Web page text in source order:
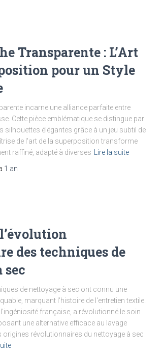
Transparente : L’Art
pour un Style
incarne une alliance parfaite entre
Cette pièce emblématique se distingue par
silhouettes élégantes grâce à un jeu subtil de
de l'art de la superposition transforme
raffiné, adapté à diverses
Lire la suite
1 an
des techniques de
sec
de nettoyage à sec ont connu une
marquant l'histoire de l'entretien textile.
l'ingéniosité française, a révolutionné le soin
une alternative efficace au lavage
origines révolutionnaires du nettoyage à sec